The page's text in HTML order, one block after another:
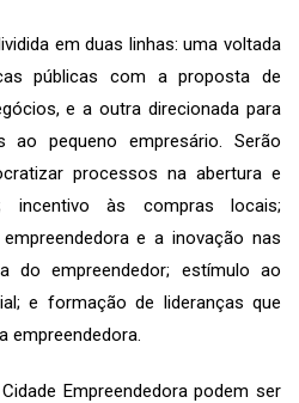
em duas linhas: uma voltada
públicas com a proposta de
e a outra direcionada para
ao pequeno empresário. Serão
processos na abertura e
incentivo às compras locais;
e a inovação nas
do empreendedor; estímulo ao
e formação de lideranças que
empreendedora.
Empreendedora podem ser